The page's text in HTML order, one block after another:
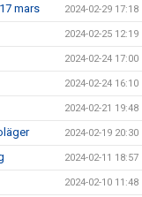
mars 2024-02-29 17:18
2024-02-25 12:19
2024-02-24 17:00
2024-02-24 16:10
2024-02-21 19:48
2024-02-19 20:30
2024-02-11 18:57
2024-02-10 11:48